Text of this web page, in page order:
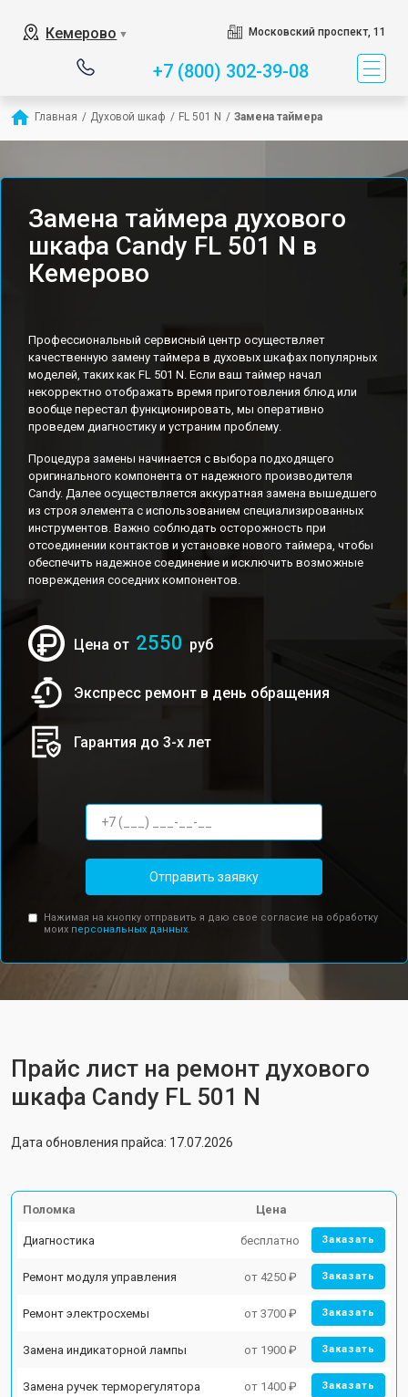
Кемерово ▼ Московский проспект, 11
+7 (800) 302-39-08
Главная / Духовой шкаф / FL 501 N / Замена таймера
Замена таймера духового
шкафа Candy FL 501 N в
Кемерово
Профессиональный сервисный центр осуществляет
качественную замену таймера в духовых шкафах популярных
моделей, таких как FL 501 N. Если ваш таймер начал
некорректно отображать время приготовления блюд или
вообще перестал функционировать, мы оперативно
проведем диагностику и устраним проблему.
Процедура замены начинается с выбора подходящего
оригинального компонента от надежного производителя
Candy. Далее осуществляется аккуратная замена вышедшего
из строя элемента с использованием специализированных
инструментов. Важно соблюдать осторожность при
отсоединении контактов и установке нового таймера, чтобы
обеспечить надежное соединение и исключить возможные
повреждения соседних компонентов.
Цена от 2550 руб
Экспресс ремонт в день обращения
Гарантия до 3-х лет
Отправить заявку
Нажимая на кнопку отправить я даю свое согласие на обработку
моих персональных данных.
Прайс лист на ремонт духового
шкафа Candy FL 501 N
Дата обновления прайса: 17.07.2026
Поломка Цена
Диагностика бесплатно Заказать
Ремонт модуля управления от 4250 ₽ Заказать
Ремонт электросхемы от 3700 ₽ Заказать
Замена индикаторной лампы от 1900 ₽ Заказать
Замена ручек терморегулятора от 1400 ₽ Заказать